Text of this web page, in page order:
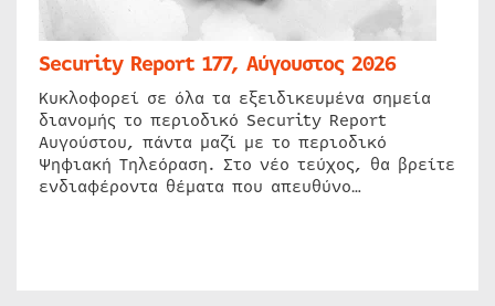
Security Report 177, Αύγουστος 2026
Κυκλοφορεί σε όλα τα εξειδικευμένα σημεία
διανομής το περιοδικό Security Report
Αυγούστου, πάντα μαζί με το περιοδικό
Ψηφιακή Τηλεόραση. Στο νέο τεύχος, θα βρείτε
ενδιαφέροντα θέματα που απευθύνο…